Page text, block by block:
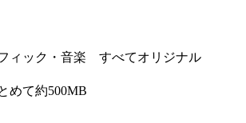
ィック・音楽 すべてオリジナル
めて約500MB